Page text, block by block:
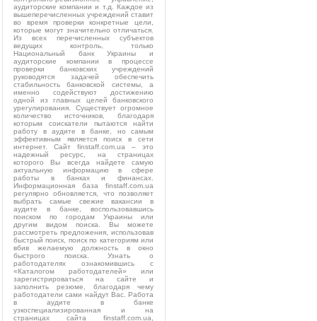
аудиторские компании и т.д. Каждое из
вышеперечисленных учреждений ставит
во время проверки конкретные цели,
которые могут значительно отличаться.
Из всех перечисленных субъектов
ведущих контроль, только
Национальный банк Украины и
аудиторские компании в процессе
проверки банковских учреждений
руководятся задачей обеспечить
стабильность банковской системы, а
именно содействуют достижению
одной из главных целей банковского
урегулирования. Существует огромное
количество источников, благодаря
которым соискатели пытаются найти
работу в аудите в банке, но самым
эффективным является поиск в сети
интернет. Сайт finstaff.com.ua – это
надежный ресурс, на страницах
которого Вы всегда найдете самую
актуальную информацию в сфере
работы в банках и финансах.
Информационная база finstaff.com.ua
регулярно обновляется, что позволяет
выбрать самые свежие вакансии в
аудите в банке, воспользовавшись
поиском по городам Украины или
другим видом поиска. Вы можете
рассмотреть предложения, использовав
быстрый поиск, поиск по категориям или
вбив желаемую должность в окно
быстрого поиска. Узнать о
работодателях ознакомившись с
«Каталогом работодателей» или
зарегистрироваться на сайте и
заполнить резюме, благодаря чему
работодатели сами найдут Вас. Работа
в аудите в банке
узкоспециализированная и на
страницах сайта finstaff.com.ua,